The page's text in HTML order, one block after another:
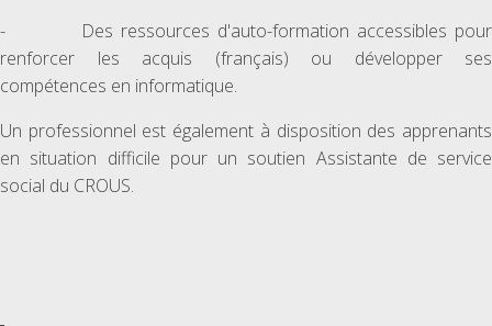
- Des ressources d'auto-formation accessibles pour
renforcer les acquis (français) ou développer ses
compétences en informatique.
Un professionnel est également à disposition des apprenants
en situation difficile pour un soutien Assistante de service
social du CROUS.